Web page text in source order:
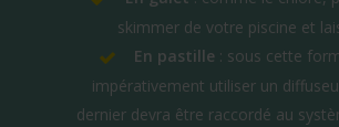
skimmer de votre piscine et
En pastille : sous cette
impérativement utiliser un
dernier devra être raccordé au